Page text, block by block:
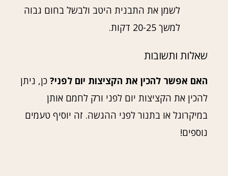
לשמן את התבנית היטב ולבשל בחום גבוה
למשך 20-25 דקות.
שאלות ותשובות
האם אפשר להכין את הקציצות יום לפני? כן, ניתן
להכין את הקציצות יום לפני ורק לחמם אותן
במיקרוגל או בתנור לפני ההגשה. זה יוסיף טעמים
נוספים!